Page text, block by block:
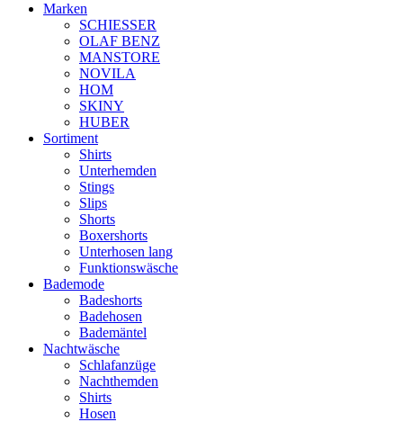
Marken
SCHIESSER
OLAF BENZ
MANSTORE
NOVILA
HOM
SKINY
HUBER
Sortiment
Shirts
Unterhemden
Stings
Slips
Shorts
Boxershorts
Unterhosen lang
Funktionswäsche
Bademode
Badeshorts
Badehosen
Bademäntel
Nachtwäsche
Schlafanzüge
Nachthemden
Shirts
Hosen